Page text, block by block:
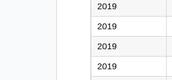
2019
2019
2019
2019